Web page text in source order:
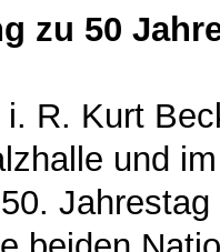
zu 50
R. Kurt
und